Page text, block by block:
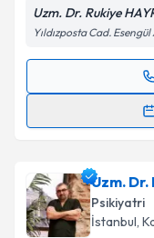
kapsamda
Uzm. Dr. Rukiye
Yıldızposta Cad.
Randevu
takvim
E-posta
Uzm. Dr.
Psikiyatri
İstanbul,